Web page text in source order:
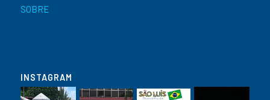
SOBRE
INSTAGRAM